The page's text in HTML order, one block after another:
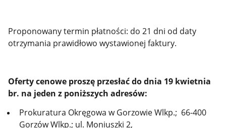
Proponowany termin płatności: do 21 dni od daty
otrzymania prawidłowo wystawionej faktury.
Oferty cenowe proszę przesłać do dnia 19 kwietnia
br. na jeden z poniższych adresów:
Prokuratura Okręgowa w Gorzowie Wlkp.; 66-400
Gorzów Wlkp.; ul. Moniuszki 2,